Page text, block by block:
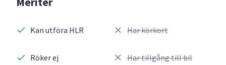
Kan utföra HLR
Röker ej
Har körkort
Har tillgång till bil